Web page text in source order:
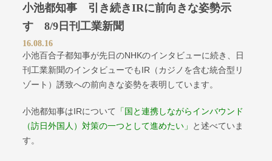
小池都知事 引き続きIRに前向きな姿勢示
す 8/9日刊工業新聞
16.08.16
小池百合子都知事が先日のNHKのインタビューに続き、日
刊工業新聞のインタビューでもIR（カジノを含む統合型リ
ゾート）誘致への前向きな姿勢を表明しています。
小池都知事はIRについて
「国と連携しながらインバウンド
（訪日外国人）対策の一つとして進めたい」
と述べていま
す。